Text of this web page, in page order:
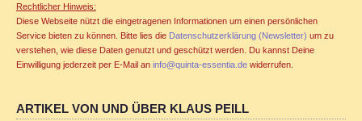
Rechtlicher Hinweis:
Diese Webseite nützt die eingetragenen Informationen um einen persönlichen
Service bieten zu können. Bitte lies die Datenschutzerklärung (Newsletter) um zu
verstehen, wie diese Daten genutzt und geschützt werden. Du kannst Deine
Einwilligung jederzeit per E-Mail an info@quinta-essentia.de widerrufen.
ARTIKEL VON UND ÜBER KLAUS PEILL